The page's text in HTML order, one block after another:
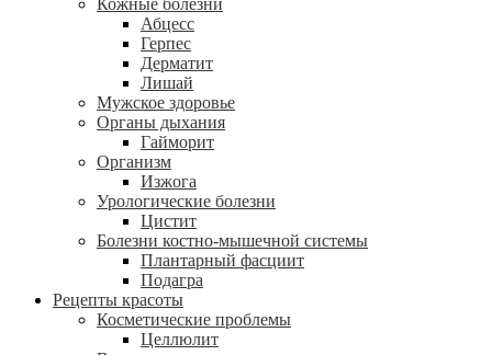
Абцесс
Герпес
Дерматит
Лишай
Мужское здоровье
Органы дыхания
Гайморит
Организм
Изжога
Урологические болезни
Цистит
Болезни костно-мышечной системы
Плантарный фасциит
Подагра
Рецепты красоты
Косметические проблемы
Целлюлит